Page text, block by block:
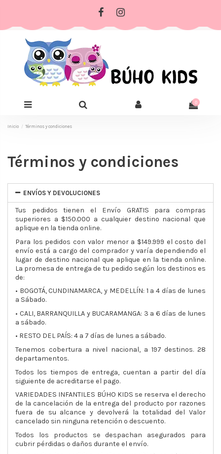
0
Inicio Términos y condiciones
Términos y condiciones
ENVÍOS Y DEVOLUCIONES
Tus pedidos tienen el Envío GRATIS para compras
superiores a $150.000 a cualquier destino nacional que
aplique en la tienda online.
Para los pedidos con valor menor a $149.999 el costo del
envío está a cargo del comprador y varía dependiendo el
lugar de destino nacional que aplique en la tienda online.
La promesa de entrega de tu pedido según los destinos es
de:
• BOGOTÁ, CUNDINAMARCA, y MEDELLÍN: 1 a 4 días de lunes
a Sábado.
• CALI, BARRANQUILLA y BUCARAMANGA: 3 a 6 días de lunes
a sábado.
• RESTO DEL PAÍS: 4 a 7 días de lunes a sábado.
Tenemos cobertura a nivel nacional, a 197 destinos. 28
departamentos.
Todos los tiempos de entrega, cuentan a partir del día
siguiente de acreditarse el pago.
VARIEDADES INFANTILES BÚHO KIDS se reserva el derecho
de la cancelación de la entrega del producto por razones
fuera de su alcance y devolverá la totalidad del Valor
cancelado sin ninguna retención o descuento.
Todos los productos se despachan asegurados para
cubrir pérdidas o daños durante el envío.